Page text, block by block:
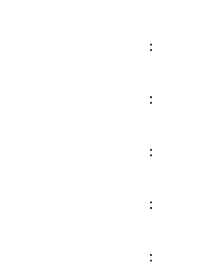
:
:
:
:
: